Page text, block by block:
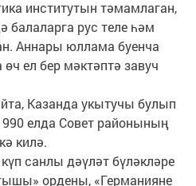
институтын тәмамлаган,
балаларга рус теле һәм
Аннары юллама буенча
ел бер мәктәптә завуч
Казанда укытучы булып
елда Совет районының
килә.
санлы дәүләт бүләкләре
ордены, «Германияне